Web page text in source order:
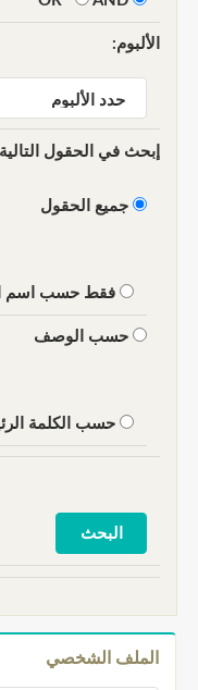
الألبوم:
إبحث في الحقول
جميع الحقول
فقط حسب اسم
حسب الوصف
حسب الكلمة
الملف الشخصي